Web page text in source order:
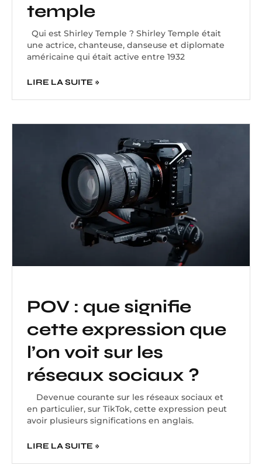
temple
Qui est Shirley Temple ? Shirley Temple était
une actrice, chanteuse, danseuse et diplomate
américaine qui était active entre 1932
LIRE LA SUITE »
POV : que signifie
cette expression que
l’on voit sur les
réseaux sociaux ?
Devenue courante sur les réseaux sociaux et
en particulier, sur TikTok, cette expression peut
avoir plusieurs significations en anglais.
LIRE LA SUITE »